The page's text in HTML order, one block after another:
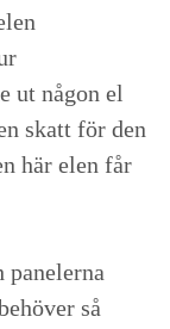
ut någon el
skatt för den
här elen får
panelerna
så